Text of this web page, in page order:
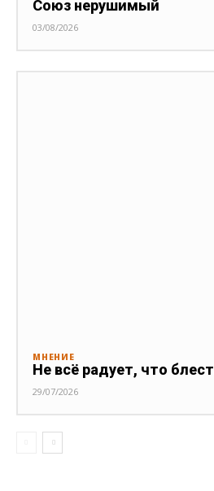
Союз нерушимый
03/08/2026
МНЕНИЕ
Не всё радует, что
29/07/2026